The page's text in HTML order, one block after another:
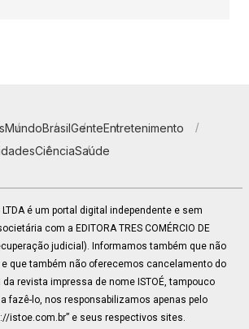
MundoBrasilGenteEntretenimento
CiênciaSaúde
LTDA é um portal digital independente e sem
com a EDITORA TRES COMÉRCIO DE
judicial). Informamos também que não
que também não oferecemos cancelamento do
revista impressa de nome ISTOÉ, tampouco
fazê-lo, nos responsabilizamos apenas pelo
istoe.com.br” e seus respectivos sites.